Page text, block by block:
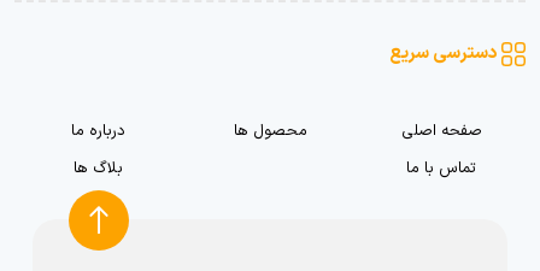
دسترسی سریع
صفحه اصلی محصول ها
درباره ما
تماس با ما
بلاگ ها